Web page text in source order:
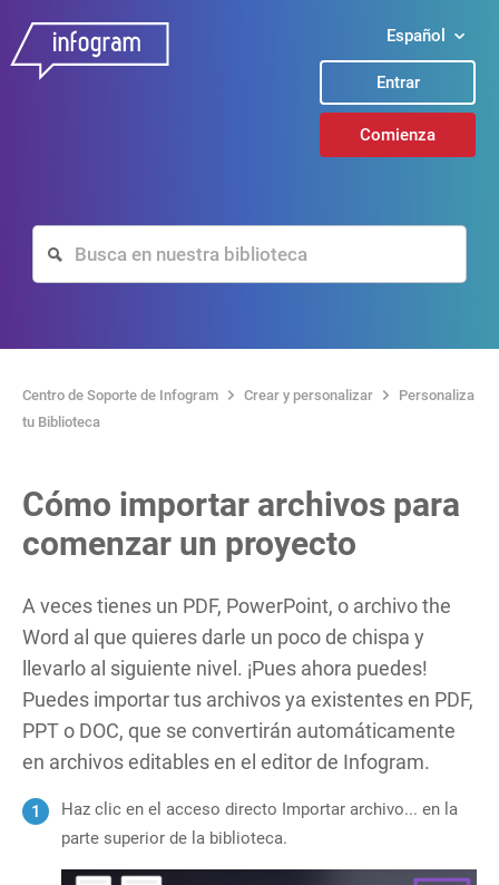
Español
Entrar
Comienza
Centro de Soporte de Infogram Crear y personalizar
Personaliza
tu Biblioteca
Cómo importar archivos para
comenzar un proyecto
A veces tienes un PDF, PowerPoint, o archivo the
Word al que quieres darle un poco de chispa y
llevarlo al siguiente nivel. ¡Pues ahora puedes!
Puedes importar tus archivos ya existentes en PDF,
PPT o DOC, que se convertirán automáticamente
en archivos editables en el editor de Infogram.
Haz clic en el acceso directo Importar archivo... en la
parte superior de la biblioteca.